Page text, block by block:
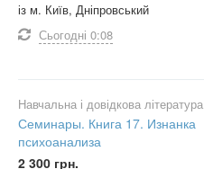
із м. Київ, Дніпровський
Сьогодні 0:08
Навчальна і довідкова література
Семинары. Книга 17. Изнанка
психоанализа
2 300 грн.